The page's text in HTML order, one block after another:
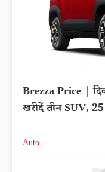
Brezza Price |
खरीदें तीन SUV,
Auto